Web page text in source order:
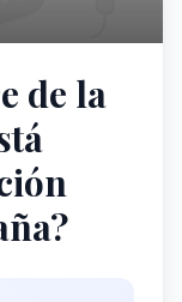
de la